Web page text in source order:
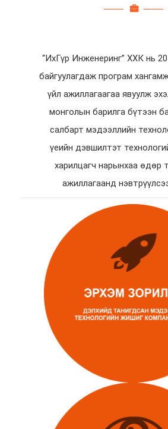
автоматжуулалтыг чанартай,
“ИхГүр Инженеринг” ХХК нь
байгуулагдаж програм
үйл ажиллагаагаа явуулж
монголын барилга бүтээн
салбарт мэдээллийн
үеийн дэвшилтэт
харилцагч нарынхаа өдөр
ажиллагаанд